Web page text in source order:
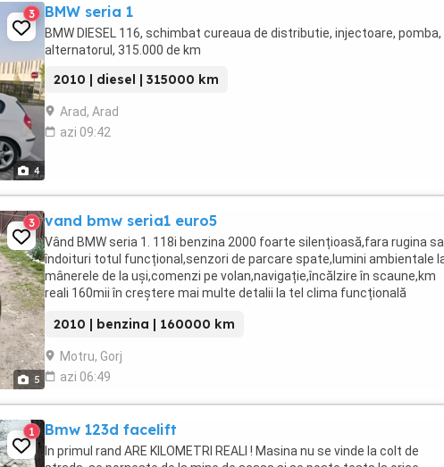
4
3 BMW seria 1
BMW DIESEL 116, schimbat cureaua de distributie, injectoare, pomba,
alternatorul, 315.000 de km
2010 | diesel | 315000 km
Arad, Arad
azi 09:42
5
3 vand bmw seria1 euro5
Vând BMW seria 1. 118i benzina 2000 foarte silențioasă,fara rugina
îndoituri totul funcțional,senzori de parcare spate,lumini ambientale
mânerele de la uși,comenzi pe volan,navigație,încălzire în scaune,km
reali 160mii în creștere mai multe detalii la tel clima funcțională
2010 | benzina | 160000 km
Motru, Gorj
azi 06:49
1 Bmw 123d facelift
In primul rand ARE KILOMETRI REALI ! Masina nu se vinde la colt de